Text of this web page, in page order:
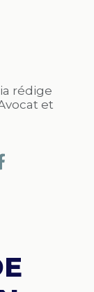
rédige
et